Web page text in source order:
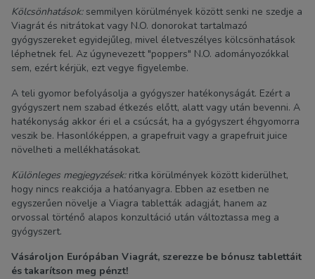
Kölcsönhatások:semmilyen körülmények között senki ne szedje a
Viagrát és nitrátokat vagy N.O. donorokat tartalmazó
gyógyszereket egyidejűleg, mivel életveszélyes kölcsönhatások
léphetnek fel. Az úgynevezett "poppers" N.O. adományozókkal
sem, ezért kérjük, ezt vegye figyelembe.
A teli gyomor befolyásolja a gyógyszer hatékonyságát. Ezért a
gyógyszert nem szabad étkezés előtt, alatt vagy után bevenni. A
hatékonyság akkor éri el a csúcsát, ha a gyógyszert éhgyomorra
veszik be. Hasonlóképpen, a grapefruit vagy a grapefruit juice
növelheti a mellékhatásokat.
Különleges megjegyzések:ritka körülmények között kiderülhet,
hogy nincs reakciója a hatóanyagra. Ebben az esetben ne
egyszerűen növelje a Viagra tabletták adagját, hanem az
orvossal történő alapos konzultáció után változtassa meg a
gyógyszert.
Vásároljon Európában Viagrát, szerezze be bónusz tablettáit
és takarítson meg pénzt!